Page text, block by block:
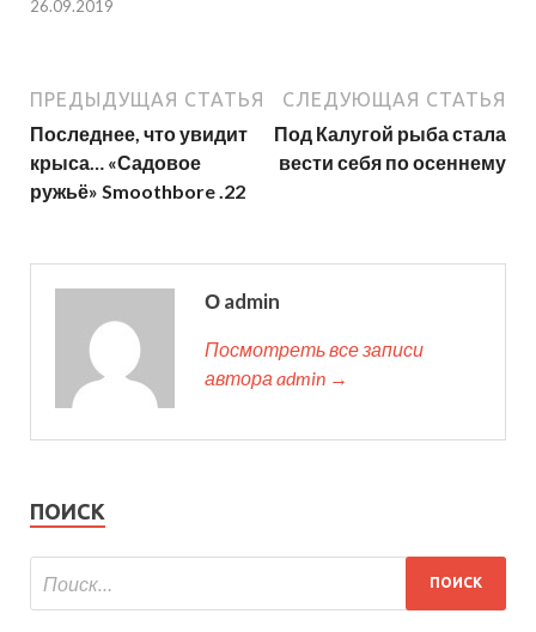
26.09.2019
ПРЕДЫДУЩАЯ СТАТЬЯ
Последнее, что увидит
крыса… «Садовое
ружьё» Smoothbore .22
СЛЕДУЮЩАЯ СТАТЬЯ
Под Калугой рыба стала
вести себя по осеннему
О admin
Посмотреть все записи
автора admin →
ПОИСК